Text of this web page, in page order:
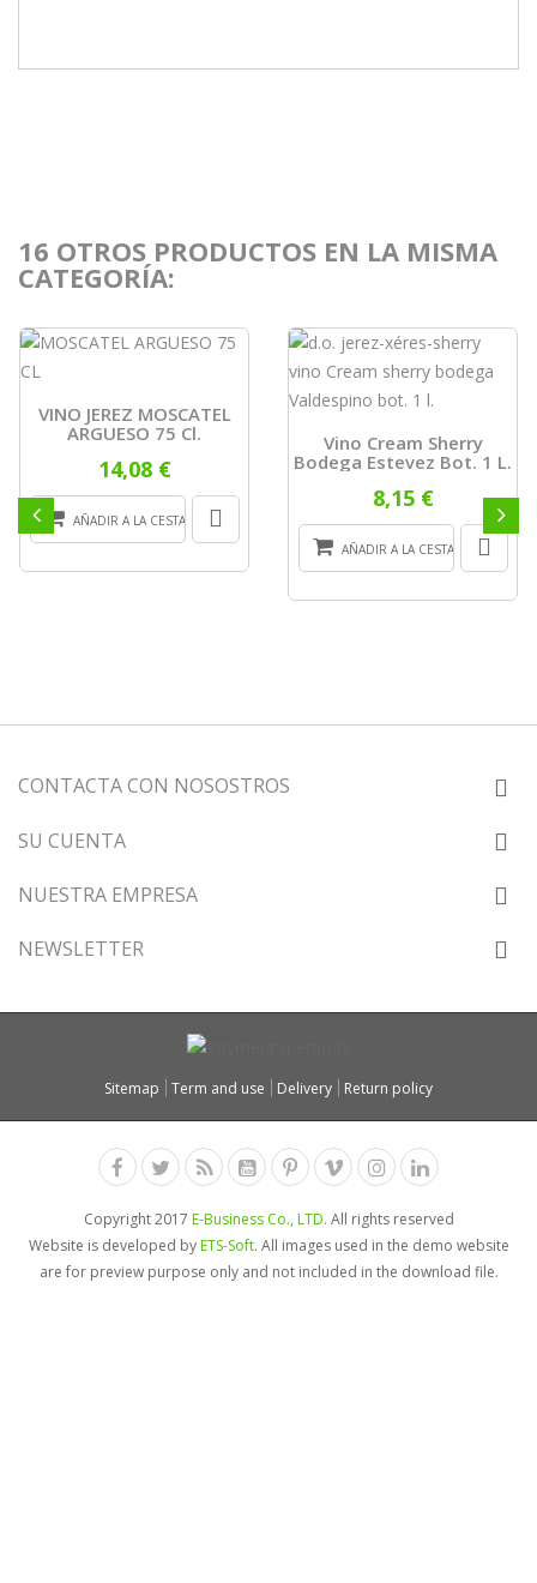
16 OTROS PRODUCTOS EN LA MISMA
CATEGORÍA:
VINO JEREZ MOSCATEL
ARGUESO 75 Cl.
14,08 €
AÑADIR A LA CESTA
Vino Cream Sherry
Bodega Estevez Bot. 1 L.
8,15 €
AÑADIR A LA CESTA
CONTACTA CON NOSOSTROS
SU CUENTA
NUESTRA EMPRESA
NEWSLETTER
Sitemap Term and use Delivery Return policy
Copyright 2017 E-Business Co., LTD. All rights reserved
Website is developed byETS-Soft. All images used in the demo website
are for preview purpose only and not included in the download file.